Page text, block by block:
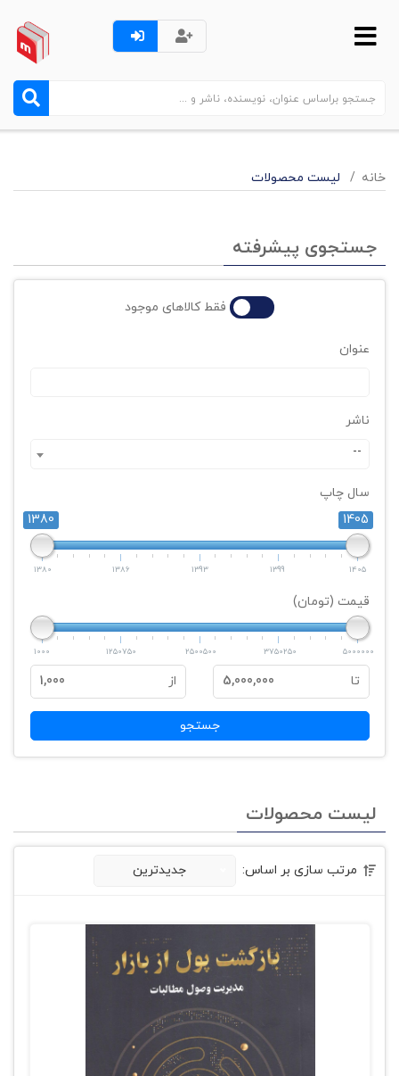
خانه لیست محصولات
جستجوی پیشرفته
فقط کالاهای موجود
عنوان
ناشر
--
سال چاپ
1380
1405
1380 1386 1393 1399 1405
قیمت (تومان)
1000 1250750 2500500 3750250 5000000
تا 5,000,000 از 1,000
جستجو
لیست محصولات
مرتب سازی بر اساس: جدیدترین